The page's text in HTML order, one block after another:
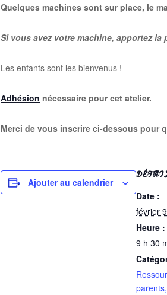
Quelques machines sont sur place, le
Si vous avez votre machine, apportez
Les enfants sont les bienvenus !
Adhésion nécessaire pour cet atelier.
Merci de vous inscrire ci-dessous pour
Ajouter au calendrier
Date :
février 9
Heure :
9 h 30